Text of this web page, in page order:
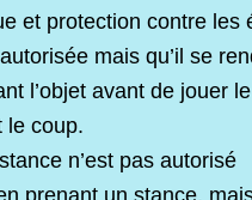
et protection contre les
mais qu’il se
l’objet avant de jouer le
le coup.
n’est pas autorisé